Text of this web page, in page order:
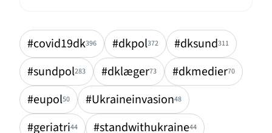
#covid19dk396 #dkpol372 #dksund311
#sundpol283 #dklæger73 #dkmedier70
#eupol50 #Ukraineinvasion48
#geriatri44 #standwithukraine44